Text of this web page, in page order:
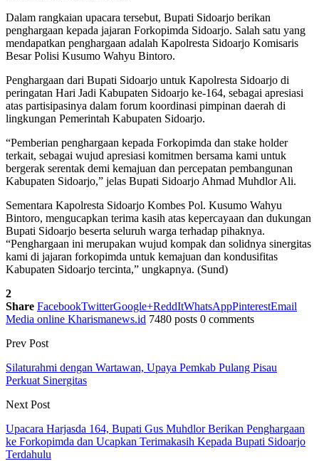
Dalam rangkaian upacara tersebut, Bupati Sidoarjo berikan
penghargaan kepada jajaran Forkopimda Sidoarjo. Salah satu yang
mendapatkan penghargaan adalah Kapolresta Sidoarjo Komisaris
Besar Polisi Kusumo Wahyu Bintoro.
Penghargaan dari Bupati Sidoarjo untuk Kapolresta Sidoarjo di
peringatan Hari Jadi Kabupaten Sidoarjo ke-164, sebagai apresiasi
atas partisipasinya dalam forum koordinasi pimpinan daerah di
lingkungan Pemerintah Kabupaten Sidoarjo.
“Pemberian penghargaan kepada Forkopimda dan stake holder
terkait, sebagai wujud apresiasi komitmen bersama kami untuk
bergerak serentak demi kemajuan dan percepatan pembangunan
Kabupaten Sidoarjo,” jelas Bupati Sidoarjo Ahmad Muhdlor Ali.
Sementara Kapolresta Sidoarjo Kombes Pol. Kusumo Wahyu
Bintoro, mengucapkan terima kasih atas kepercayaan dan dukungan
Bupati Sidoarjo beserta seluruh warga terhadap pihaknya.
“Penghargaan ini merupakan wujud kompak dan solidnya sinergitas
kami di jajaran forkopimda untuk kemajuan dan kondusifitas
Kabupaten Sidoarjo tercinta,” ungkapnya. (Sund)
2
Share FacebookTwitterGoogle+ReddItWhatsAppPinterestEmail
Media online Kharismanews.id 7480 posts 0 comments
Prev Post
Silaturahmi dengan Wartawan, Upaya Pemkab Pulang Pisau
Perkuat Sinergitas
Next Post
Upacara Harjasda 164, Bupati Gus Muhdlor Berikan Penghargaan
ke Forkopimda dan Ucapkan Terimakasih Kepada Bupati Sidoarjo
Terdahulu